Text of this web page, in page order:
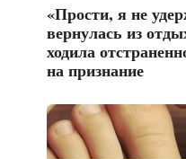
«Прости, я не
вернулась из
ходила
на признание